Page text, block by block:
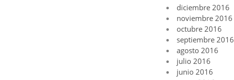
diciembre 2016
noviembre 2016
octubre 2016
septiembre 2016
agosto 2016
julio 2016
junio 2016